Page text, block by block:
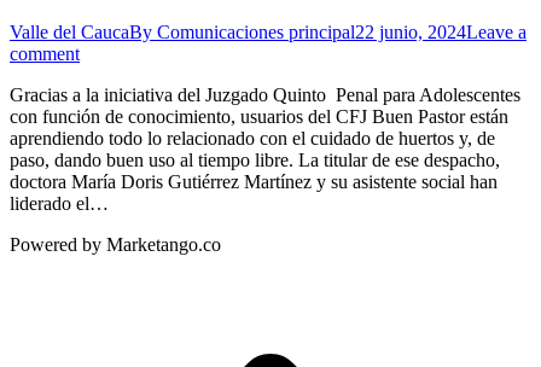
Valle del CaucaBy Comunicaciones principal22 junio, 2024Leave a
comment
Gracias a la iniciativa del Juzgado Quinto Penal para Adolescentes
con función de conocimiento, usuarios del CFJ Buen Pastor están
aprendiendo todo lo relacionado con el cuidado de huertos y, de
paso, dando buen uso al tiempo libre. La titular de ese despacho,
doctora María Doris Gutiérrez Martínez y su asistente social han
liderado el…
Powered by Marketango.co